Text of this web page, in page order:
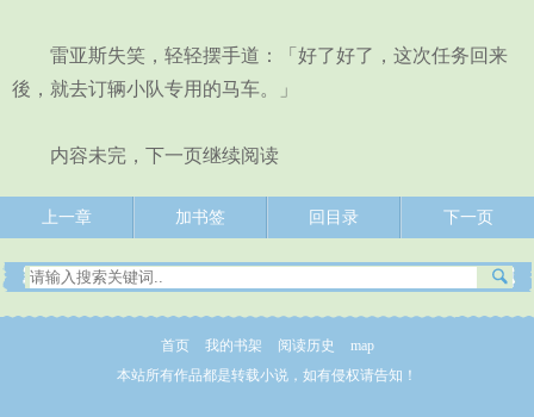
雷亚斯失笑，轻轻摆手道：「好了好了，这次任务回来
後，就去订辆小队专用的马车。」
内容未完，下一页继续阅读
上一章 加书签 回目录 下一页
首页 我的书架 阅读历史
map
本站所有作品都是转载小说，如有侵权请告知！